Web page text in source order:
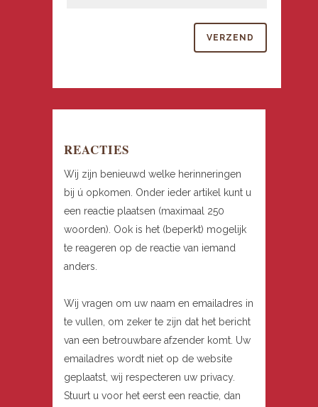
REACTIES
Wij zijn benieuwd welke herinneringen
bij ú opkomen. Onder ieder artikel kunt u
een reactie plaatsen (maximaal 250
woorden). Ook is het (beperkt) mogelijk
te reageren op de reactie van iemand
anders.
Wij vragen om uw naam en emailadres in
te vullen, om zeker te zijn dat het bericht
van een betrouwbare afzender komt. Uw
emailadres wordt niet op de website
geplaatst, wij respecteren uw privacy.
Stuurt u voor het eerst een reactie, dan